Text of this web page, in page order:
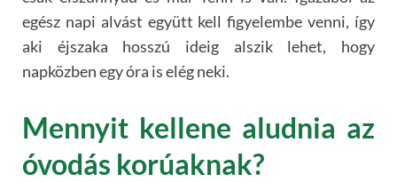
egész napi alvást együtt kell figyelembe venni, így
aki éjszaka hosszú ideig alszik lehet, hogy
napközben egy óra is elég neki.
Mennyit kellene aludnia az
óvodás korúaknak?